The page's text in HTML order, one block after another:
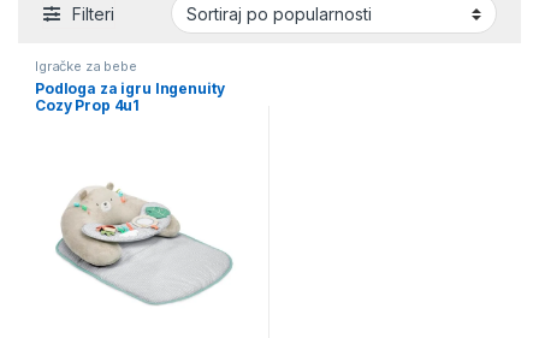
Filteri
Igračke za bebe
Podloga za igru Ingenuity
Cozy Prop 4u1